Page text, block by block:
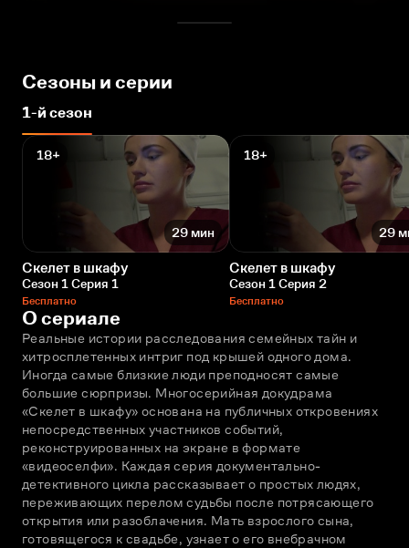
Сезоны и серии
1-й сезон
18+
29 мин
Скелет в шкафу
Сезон 1 Серия 1
Бесплатно
18+
29
Скелет в шкафу
Сезон 1 Серия 2
Бесплатно
О сериале
Реальные истории расследования семейных тайн и
хитросплетенных интриг под крышей одного дома.
Иногда самые близкие люди преподносят самые
большие сюрпризы. Многосерийная докудрама
«Скелет в шкафу» основана на публичных откровениях
непосредственных участников событий,
реконструированных на экране в формате
«видеоселфи». Каждая серия документально-
детективного цикла рассказывает о простых людях,
переживающих перелом судьбы после потрясающего
открытия или разоблачения. Мать взрослого сына,
готовящегося к свадьбе, узнает о его внебрачном